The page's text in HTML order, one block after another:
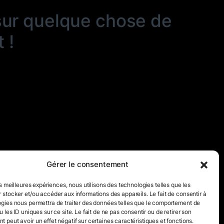
Gérer le consentement
meilleures expériences, nous utilisons des technologies telles que les
stocker et/ou accéder aux informations des appareils. Le fait de consentir à
nous permettra de traiter des données telles que le comportement de
les ID uniques sur ce site. Le fait de ne pas consentir ou de retirer son
peut avoir un effet négatif sur certaines caractéristiques et fonctions.
quelque chose de
!